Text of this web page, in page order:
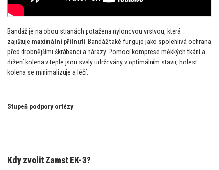
Bandáž je na obou stranách potažena nylonovou vrstvou, která
zajišťuje maximální přilnutí. Bandáž také funguje jako spolehlivá ochrana
před drobnějšími škrábanci a nárazy. Pomocí komprese měkkých tkání a
držení kolena v teple jsou svaly udržovány v optimálním stavu, bolest
kolena se minimalizuje a léčí.
Stupeň podpory ortézy
Kdy zvolit Zamst EK-3?